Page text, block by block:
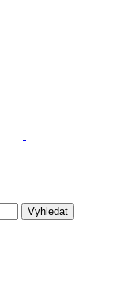
Vyhledat